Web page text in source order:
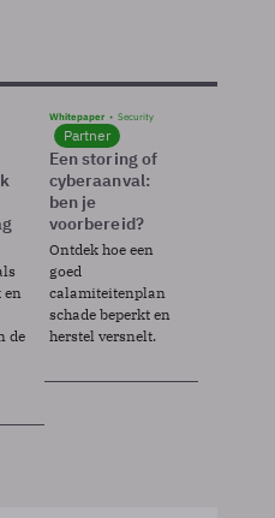
en
de
Whitepaper Security
Partner
Een storing of
cyberaanval:
ben je
voorbereid?
Ontdek hoe een
goed
calamiteitenplan
schade beperkt en
herstel versnelt.